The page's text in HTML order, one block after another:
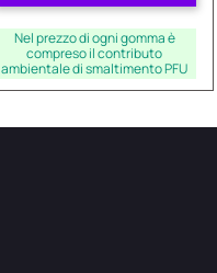
Nel prezzo di ogni gomma è
compreso il contributo
ambientale di smaltimento PFU